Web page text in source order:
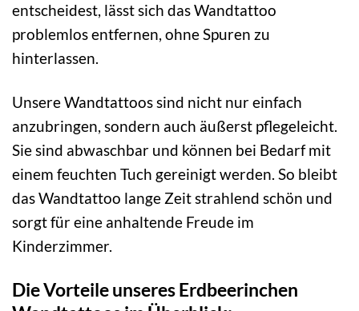
entscheidest, lässt sich das Wandtattoo
problemlos entfernen, ohne Spuren zu
hinterlassen.
Unsere Wandtattoos sind nicht nur einfach
anzubringen, sondern auch äußerst pflegeleicht.
Sie sind abwaschbar und können bei Bedarf mit
einem feuchten Tuch gereinigt werden. So bleibt
das Wandtattoo lange Zeit strahlend schön und
sorgt für eine anhaltende Freude im
Kinderzimmer.
Die Vorteile unseres Erdbeerinchen